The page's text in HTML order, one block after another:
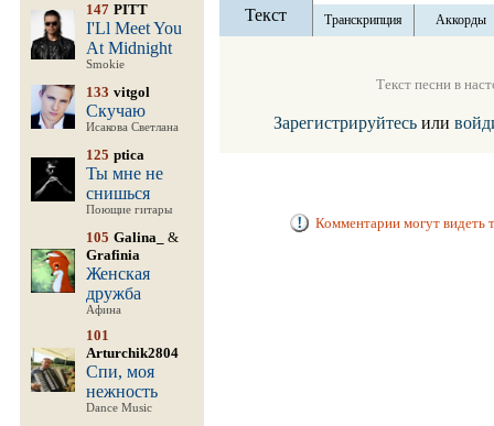
147 PITT
I'Ll Meet You
At Midnight
Smokie
133 vitgol
Скучаю
Исакова Светлана
125 ptica
Ты мне не
снишься
Поющие гитары
105 Galina_
&
Grafinia
Женская
дружба
Афина
101
Arturchik2804
Спи, моя
нежность
Dance Music
Текст Транскрипция Аккорды
Текст песни в
Зарегистрируйтесь или
Комментарии могут видеть